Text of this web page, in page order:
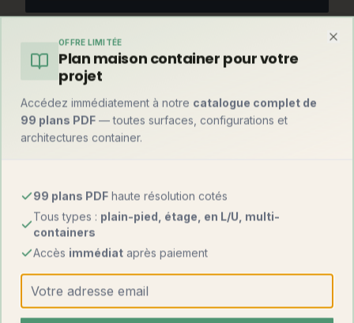
Et par rapport à une maison container ?
Mise en perspective avec l'alternative container, notre
spécialité historique :
Maison
Prix au m²
1 500 – 3 500
1 000 – 1 800 €
Originalité Maximale
Délais 6 à 14 mois
OFFRE LIMITÉE
Plan maison container pour votre
projet
Accédez immédiatement à notre catalogue complet de
99 plans PDF — toutes surfaces, configurations et
architectures container.
99 plans PDF haute résolution cotés
Tous types : plain-pied, étage, en L/U, multi-
containers
Accès immédiat après paiement